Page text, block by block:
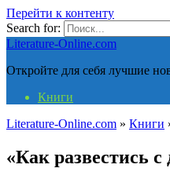
Перейти к контенту
Search for:
Literature-Online.com
Откройте для себя лучшие
Книги
Literature-Online.com » Книги
«Как развестись